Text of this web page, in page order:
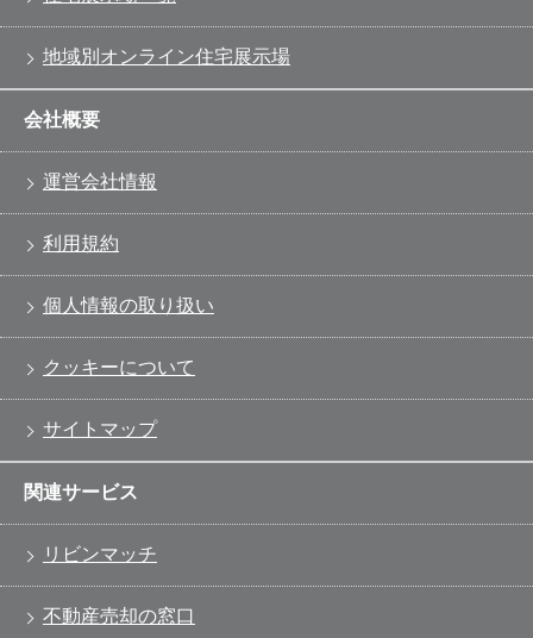
地域別オンライン住宅展示場
会社概要
運営会社情報
利用規約
個人情報の取り扱い
クッキーについて
サイトマップ
関連サービス
リビンマッチ
不動産売却の窓口